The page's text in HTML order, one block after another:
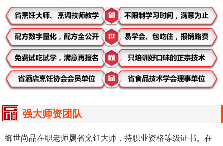
强大师资团队
御世尚品在职老师属省烹饪大师，持职业资格等级证书。在